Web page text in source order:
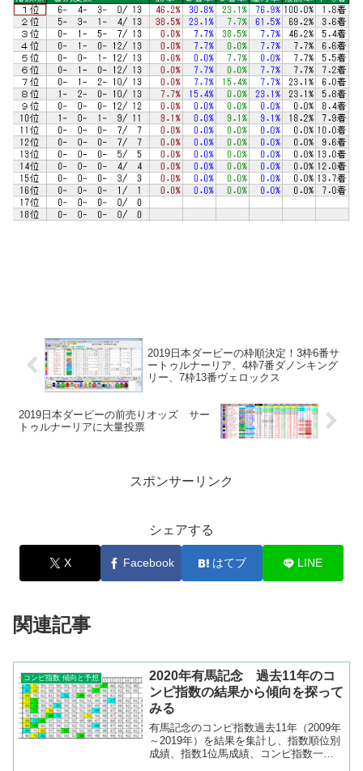
2019日本ダービーの枠順決定！3枠6番サ
ートゥルナーリア、4枠7番ダノンキング
リー、7枠13番ヴェロックス
2019日本ダービーの前売りオッズ サー
トゥルナーリアに大量投票
スポンサーリンク
シェアする
X Facebook はてブ LINE
関連記事
コンピ指数 傾向と予想
2020年有馬記念 過去11年のコ
ンピ指数の結果から傾向を探って
みる
有馬記念のコンピ指数過去11年（2009年
～2019年）を結果を集計し、指数順位別
成績、指数1位馬成績、コンピ指数一覧